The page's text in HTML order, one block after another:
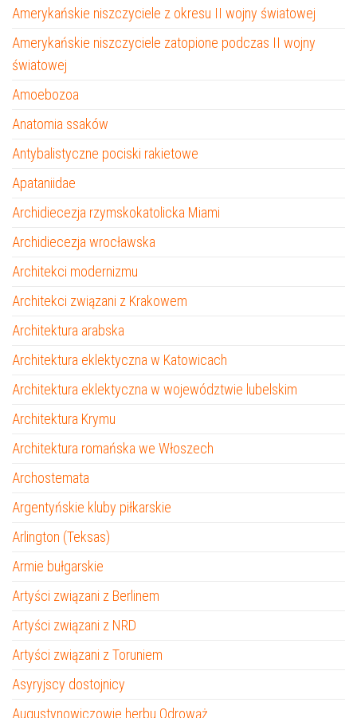
Amerykańskie niszczyciele z okresu II wojny światowej
Amerykańskie niszczyciele zatopione podczas II wojny
światowej
Amoebozoa
Anatomia ssaków
Antybalistyczne pociski rakietowe
Apataniidae
Archidiecezja rzymskokatolicka Miami
Archidiecezja wrocławska
Architekci modernizmu
Architekci związani z Krakowem
Architektura arabska
Architektura eklektyczna w Katowicach
Architektura eklektyczna w województwie lubelskim
Architektura Krymu
Architektura romańska we Włoszech
Archostemata
Argentyńskie kluby piłkarskie
Arlington (Teksas)
Armie bułgarskie
Artyści związani z Berlinem
Artyści związani z NRD
Artyści związani z Toruniem
Asyryjscy dostojnicy
Augustynowiczowie herbu Odrowąż